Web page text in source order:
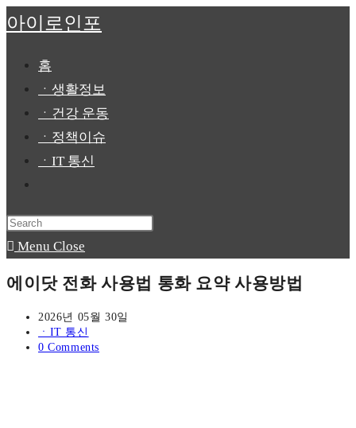
Skip
content
아이로인포
홈
ㆍ생활정보
ㆍ건강 운동
ㆍ정책이슈
ㆍIT 통신
search
close
Menu Close
에이닷 전화 사용법 통화 요약 사용방법
Post
published:
2026년 05월 30일
Post
category:
ㆍIT 통신
Post
0 Comments